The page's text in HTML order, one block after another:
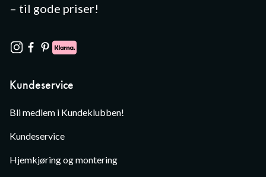
– til gode priser!
Kundeservice
Bli medlem i Kundeklubben!
Kundeservice
Hjemkjøring og montering